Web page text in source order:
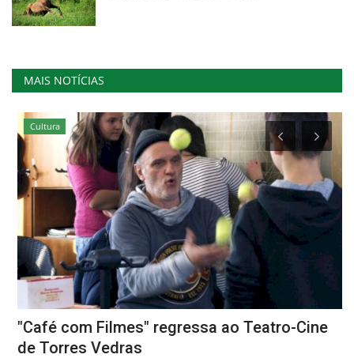
MAIS NOTÍCIAS
Cultura
"Café com Filmes" regressa ao Teatro-Cine
de Torres Vedras